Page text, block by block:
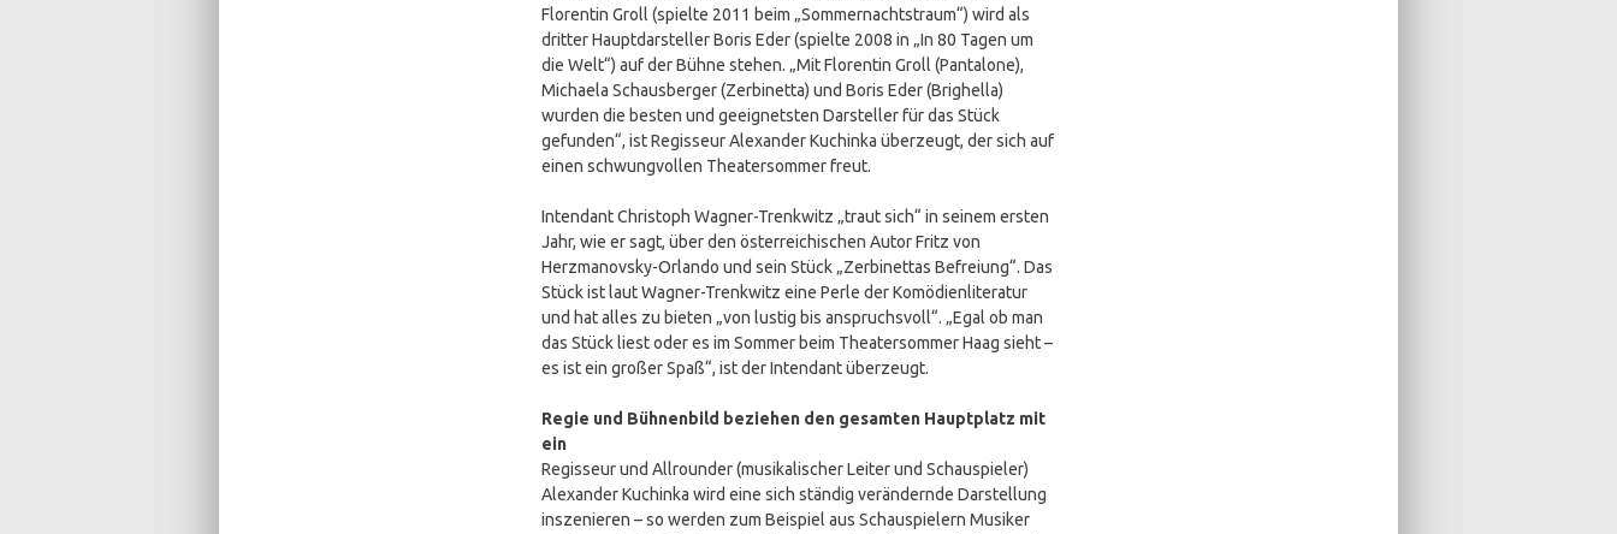
Florentin Groll (spielte 2011 beim „Sommernachtstraum“) wird als
dritter Hauptdarsteller Boris Eder (spielte 2008 in „In 80 Tagen um
die Welt“) auf der Bühne stehen. „Mit Florentin Groll (Pantalone),
Michaela Schausberger (Zerbinetta) und Boris Eder (Brighella)
wurden die besten und geeignetsten Darsteller für das Stück
gefunden“, ist Regisseur Alexander Kuchinka überzeugt, der sich auf
einen schwungvollen Theatersommer freut.
Intendant Christoph Wagner-Trenkwitz „traut sich“ in seinem ersten
Jahr, wie er sagt, über den österreichischen Autor Fritz von
Herzmanovsky-Orlando und sein Stück „Zerbinettas Befreiung“. Das
Stück ist laut Wagner-Trenkwitz eine Perle der Komödienliteratur
und hat alles zu bieten „von lustig bis anspruchsvoll“. „Egal ob man
das Stück liest oder es im Sommer beim Theatersommer Haag sieht –
es ist ein großer Spaß“, ist der Intendant überzeugt.
Regie und Bühnenbild beziehen den gesamten Hauptplatz mit
ein
Regisseur und Allrounder (musikalischer Leiter und Schauspieler)
Alexander Kuchinka wird eine sich ständig verändernde Darstellung
inszenieren – so werden zum Beispiel aus Schauspielern Musiker